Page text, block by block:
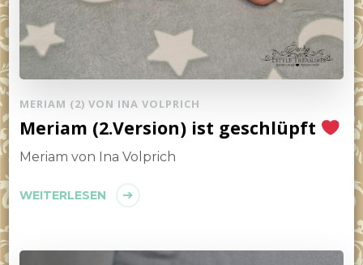
MERIAM (2) VON INA VOLPRICH
Meriam (2.Version) ist geschlüpft
Meriam von Ina Volprich
WEITERLESEN